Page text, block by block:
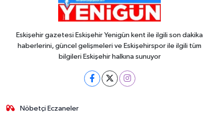
Eskişehir gazetesi Eskişehir Yenigün kent ile ilgili son dakika
haberlerini, güncel gelişmeleri ve Eskişehirspor ile ilgili tüm
bilgileri Eskişehir halkına sunuyor
Nöbetçi Eczaneler